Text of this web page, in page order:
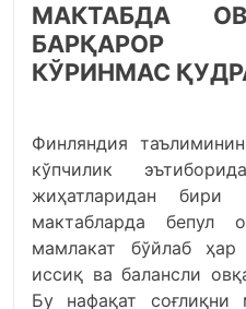
МАКТАБДА
БАРҚАРОР
КЎРИНМАС
Финляндия
кўпчилик
жиҳатларидан
мактабларда бепул
мамлакат бўйлаб
иссиқ ва балансли
Бу нафақат соғлиқни